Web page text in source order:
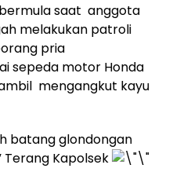
saat anggota
melakukan patroli
pria
sepeda motor Honda
mengangkut kayu
batang glondongan
Kapolsek